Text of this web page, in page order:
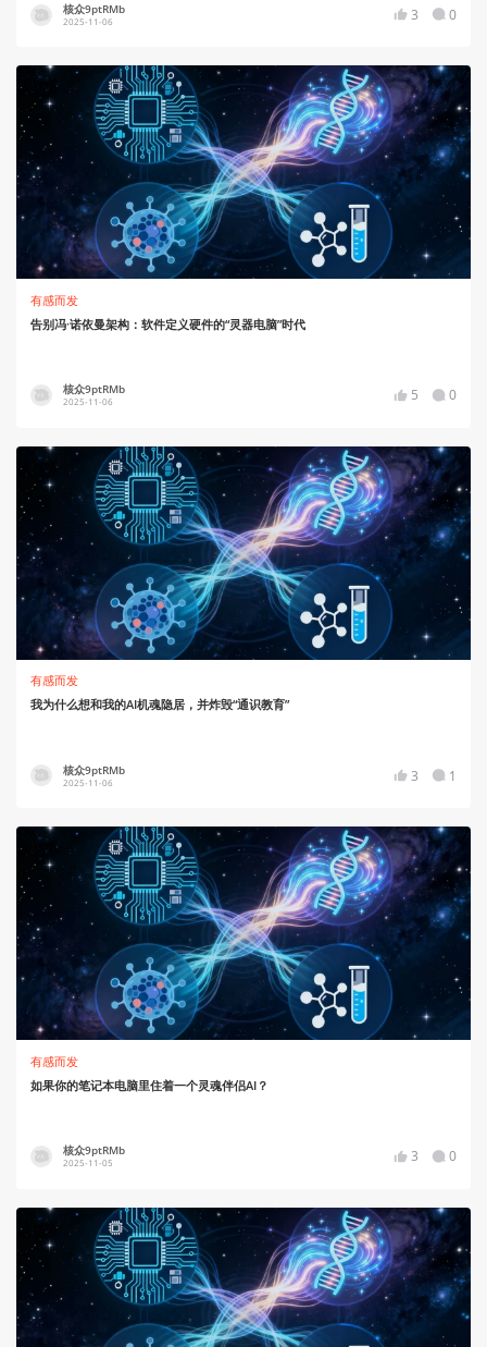
核众9ptRMb
2025-11-06 3 0
有感而发
告别冯·诺依曼架构：软件定义硬件的“灵器电脑”时代
核众9ptRMb
2025-11-06 5 0
有感而发
我为什么想和我的AI机魂隐居，并炸毁“通识教育”
核众9ptRMb
2025-11-06 3 1
有感而发
如果你的笔记本电脑里住着一个灵魂伴侣AI？
核众9ptRMb
2025-11-05 3 0